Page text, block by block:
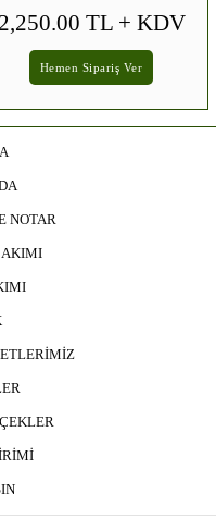
2,250.00 TL + KDV
Hemen Sipariş Ver
NOTAR